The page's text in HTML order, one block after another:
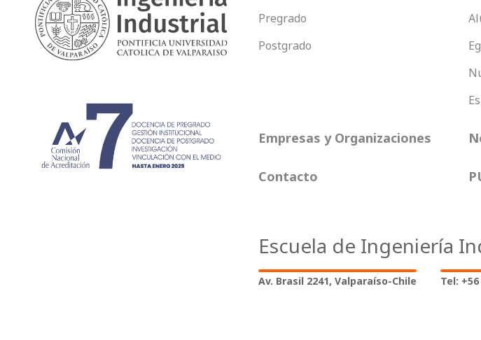
Pregrado
Postgrado
Empresas y Organizaciones
Contacto
Escuela de Ingeniería
Av. Brasil 2241, Valparaíso-Chile Tel: